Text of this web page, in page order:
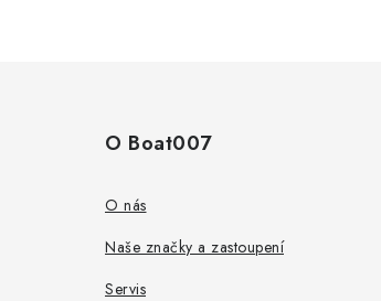
O Boat007
O nás
Naše značky a zastoupení
Servis